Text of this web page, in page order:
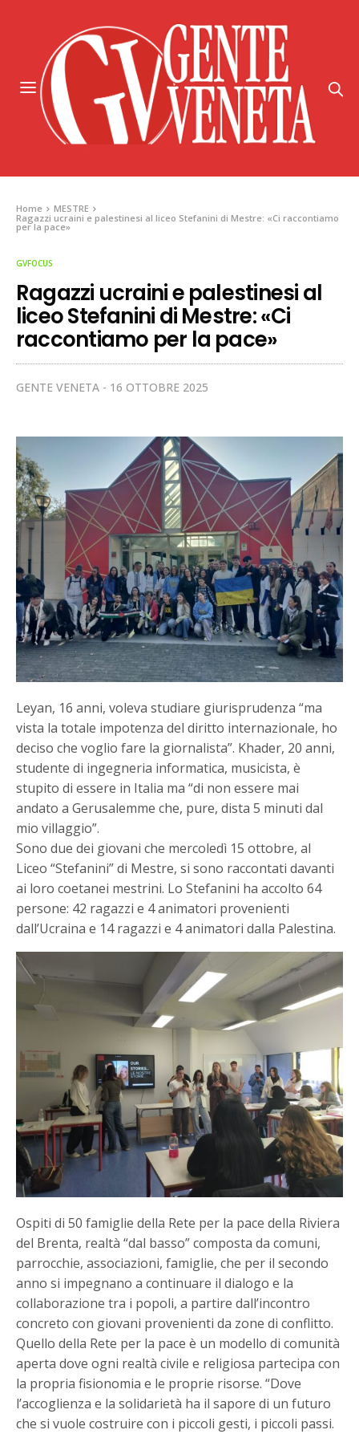
Home
MESTRE
Ragazzi ucraini e palestinesi al liceo Stefanini di Mestre: «Ci raccontiamo
per la pace»
GVFOCUS
Ragazzi ucraini e palestinesi al
liceo Stefanini di Mestre: «Ci
raccontiamo per la pace»
GENTE VENETA 16 OTTOBRE 2025
Leyan, 16 anni, voleva studiare giurisprudenza “ma
vista la totale impotenza del diritto internazionale, ho
deciso che voglio fare la giornalista”. Khader, 20 anni,
studente di ingegneria informatica, musicista, è
stupito di essere in Italia ma “di non essere mai
andato a Gerusalemme che, pure, dista 5 minuti dal
mio villaggio”.
Sono due dei giovani che mercoledì 15 ottobre, al
Liceo “Stefanini” di Mestre, si sono raccontati davanti
ai loro coetanei mestrini. Lo Stefanini ha accolto 64
persone: 42 ragazzi e 4 animatori provenienti
dall’Ucraina e 14 ragazzi e 4 animatori dalla Palestina.
Ospiti di 50 famiglie della Rete per la pace della Riviera
del Brenta, realtà “dal basso” composta da comuni,
parrocchie, associazioni, famiglie, che per il secondo
anno si impegnano a continuare il dialogo e la
collaborazione tra i popoli, a partire dall’incontro
concreto con giovani provenienti da zone di conflitto.
Quello della Rete per la pace è un modello di comunità
aperta dove ogni realtà civile e religiosa partecipa con
la propria fisionomia e le proprie risorse. “Dove
l’accoglienza e la solidarietà ha il sapore di un futuro
che si vuole costruire con i piccoli gesti, i piccoli passi.